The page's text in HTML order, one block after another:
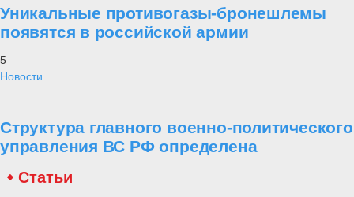
Уникальные противогазы-бронешлемы
появятся в российской армии
5
Новости
Структура главного военно-политического
управления ВС РФ определена
Статьи